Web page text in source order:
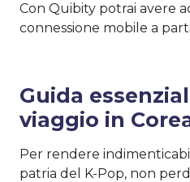
Con Quibity potrai avere
connessione mobile a
Guida
viaggio in
Per rendere
patria del K-Pop, non